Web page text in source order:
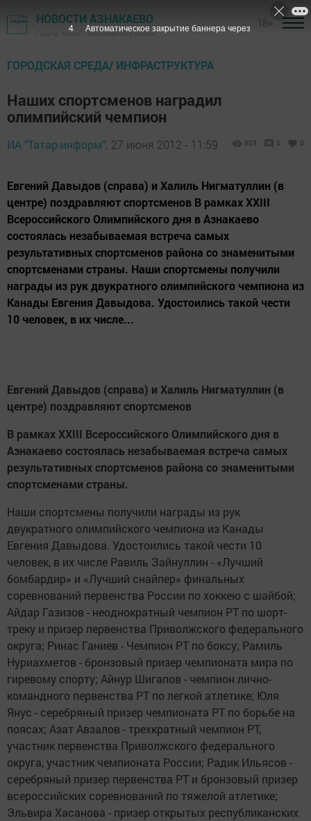
НОВОСТИ АЗНАКАЕВО
Газета "Маяк" - Азнакаевский район
ГОРОДСКАЯ СРЕДА/ ИНФРАСТРУКТУРА
Наших спортсменов наградил
олимпийский чемпион
ИА "Татар-информ", 27 июня 2012 - 11:59 603 0 0
Евгений Давыдов (справа) и Халиль Нигматуллин (в
центре) поздравляют спортсменов В рамках XXIII
Всероссийского Олимпийского дня в Азнакаево
состоялась незабываемая встреча самых
результативных спортсменов района со знаменитыми
спортсменами страны. Наши спортсмены получили
награды из рук двукратного олимпийского чемпиона из
Канады Евгения Давыдова. Удостоились такой чести
10 человек, в их числе...
Евгений Давыдов (справа) и Халиль Нигматуллин (в
центре) поздравляют спортсменов
В рамках XXIII Всероссийского Олимпийского дня в
Азнакаево состоялась незабываемая встреча самых
результативных спортсменов района со знаменитыми
спортсменами страны.
Наши спортсмены получили награды из рук
двукратного олимпийского чемпиона из Канады
Евгения Давыдова. Удостоились такой чести 10
человек, в их числе Равиль Зайнуллин - «Лучший
бомбардир» и «Лучший снайпер» финальных
соревнований первенства России по хоккею с шайбой;
Айдар Газизов - неоднократный чемпион РТ по шорт-
треку и призер первенства Приволжского федерального
округа; Ринас Ганиев - Чемпион РТ по боксу; Рамиль
Нуриахметов - бронзовый призер чемпионата мира по
гиревому спорту; Айнур Шигапов - чемпион лично-
командного первенства РТ по легкой атлетике; Юля
Янус - серебряный призер чемпионата РТ по борьбе на
поясах; Азат Авзалов - трехкратный чемпион РТ,
участник первенства Приволжского федерального
округа, участник чемпионата России; Радик Ильясов -
серебряный призер первенства РТ и бронзовый призер
всероссийских соревнований по тяжелой атлетике;
Эльвира Хасанова - призер открытых республиканских
3 Автоматическое закрытие баннера через